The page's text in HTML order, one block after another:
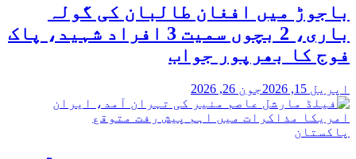
باجوڑ میں افغان طالبان کی گولہ
باری، 2 بچوں سمیت 3 افراد شہید، پاک
فوج کا بھرپور جواب
اپریل 15, 2026 جون 26, 2026
پاکستان